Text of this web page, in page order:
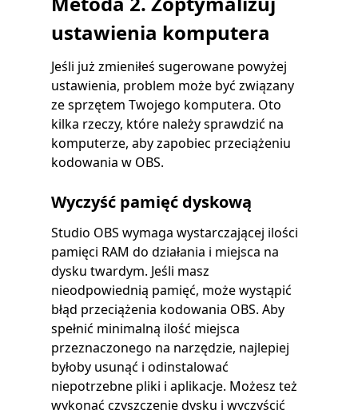
ustawienia komputera
Jeśli już zmieniłeś sugerowane powyżej
ustawienia, problem może być związany
ze sprzętem Twojego komputera. Oto
kilka rzeczy, które należy sprawdzić na
komputerze, aby zapobiec przeciążeniu
kodowania w OBS.
Wyczyść pamięć dyskową
Studio OBS wymaga wystarczającej ilości
pamięci RAM do działania i miejsca na
dysku twardym. Jeśli masz
nieodpowiednią pamięć, może wystąpić
błąd przeciążenia kodowania OBS. Aby
spełnić minimalną ilość miejsca
przeznaczonego na narzędzie, najlepiej
byłoby usunąć i odinstalować
niepotrzebne pliki i aplikacje. Możesz też
wykonać czyszczenie dysku i wyczyścić